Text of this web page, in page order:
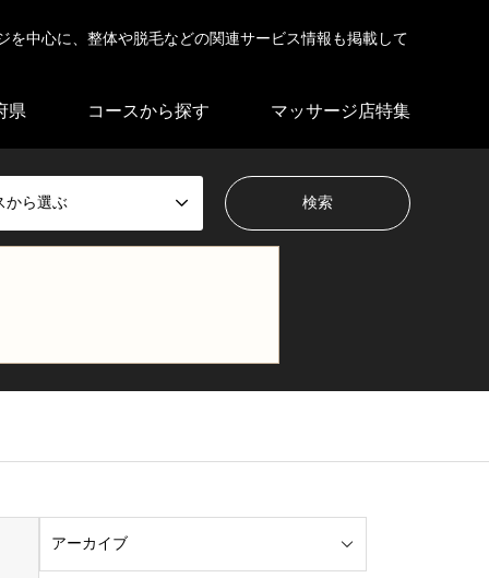
中心に、整体や脱毛などの関連サービス情報も掲載して
県 コースから探す マッサージ店特集
から選ぶ